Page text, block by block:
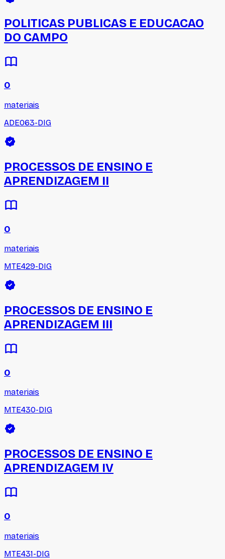
POLITICAS PUBLICAS E EDUCACAO
DO CAMPO
0
materiais
ADE063-DIG
PROCESSOS DE ENSINO E
APRENDIZAGEM II
0
materiais
MTE429-DIG
PROCESSOS DE ENSINO E
APRENDIZAGEM III
0
materiais
MTE430-DIG
PROCESSOS DE ENSINO E
APRENDIZAGEM IV
0
materiais
MTE431-DIG